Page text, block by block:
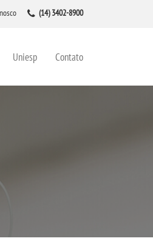
(14) 3402-8900
Uniesp Contato